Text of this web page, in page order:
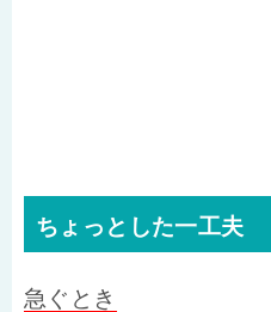
ちょっとした一工夫
急ぐとき